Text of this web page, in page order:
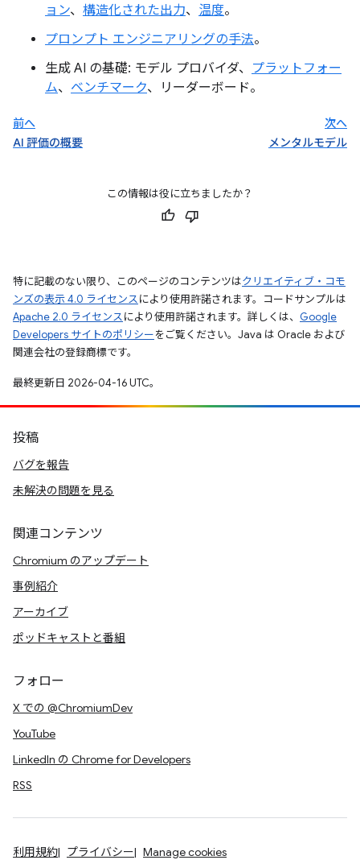
ョン、 構造化された出力、 温度。
プロンプト エンジニアリングの手法。
生成 AI の基礎: モデル プロバイダ、 プラットフォー
ム、 ベンチマーク、リーダーボード。
前へ
AI 評価の概要
次へ
メンタルモデル
この情報は役に立ちましたか？
特に記載のない限り、このページのコンテンツはクリエイティブ・コモ
ンズの表示 4.0 ライセンスにより使用許諾されます。コードサンプルは
Apache 2.0 ライセンスにより使用許諾されます。詳しくは、 Google
Developers サイトのポリシーをご覧ください。Java は Oracle および
関連会社の登録商標です。
最終更新日 2026-04-16 UTC。
投稿
バグを報告
未解決の問題を見る
関連コンテンツ
Chromium のアップデート
事例紹介
アーカイブ
ポッドキャストと番組
フォロー
X での @ChromiumDev
YouTube
LinkedIn の Chrome for Developers
RSS
利用規約 プライバシー Manage cookies